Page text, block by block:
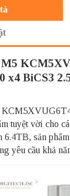
x4 BiCS3
tuyệt vời cho
sản
yêu cầu khả